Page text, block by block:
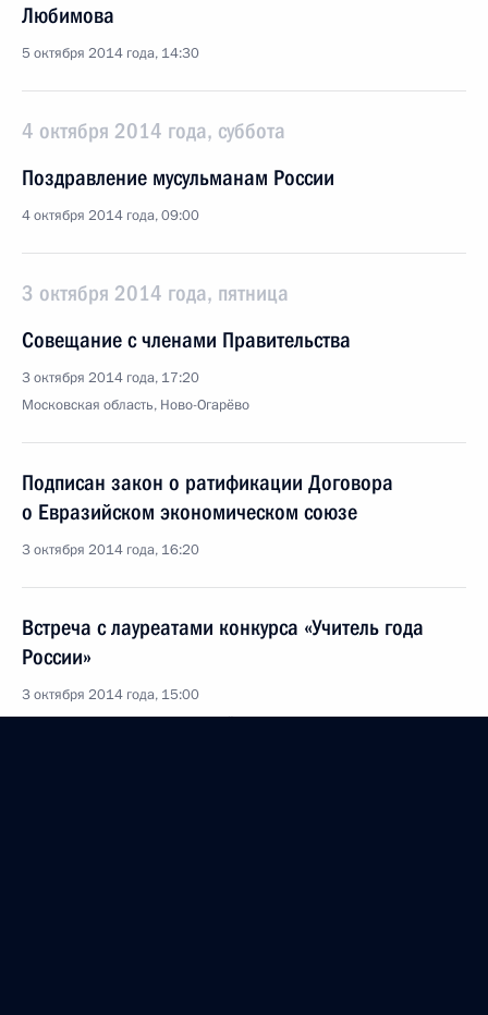
Любимова
5 октября 2014 года, 14:30
4 октября 2014 года, суббота
Поздравление мусульманам России
4 октября 2014 года, 09:00
3 октября 2014 года, пятница
Совещание с членами Правительства
3 октября 2014 года, 17:20
Московская область, Ново-Огарёво
Подписан закон о ратификации Договора
о Евразийском экономическом союзе
3 октября 2014 года, 16:20
Встреча с лауреатами конкурса «Учитель года
России»
3 октября 2014 года, 15:00
Московская область, Ново-Огарёво